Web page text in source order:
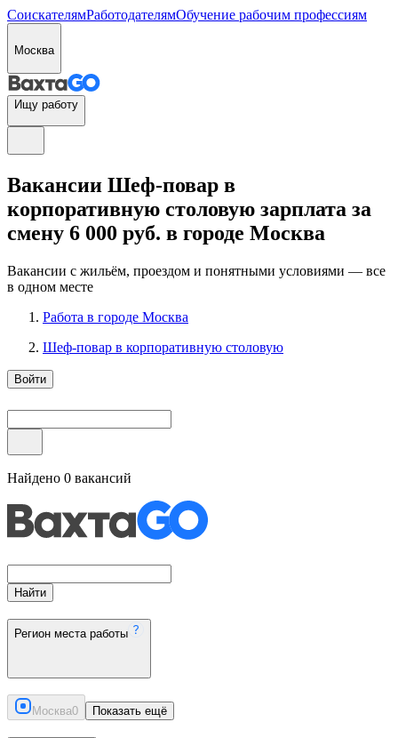
СоискателямРаботодателямОбучение рабочим профессиям
Москва
Ищу работу
Вакансии Шеф-повар в
корпоративную столовую зарплата за
смену 6 000 руб. в городе Москва
Вакансии с жильём, проездом и понятными условиями — все
в одном месте
Работа в городе Москва
Шеф-повар в корпоративную столовую
Войти
Найдено 0 вакансий
Найти
Регион места работы
Москва0 Показать ещё